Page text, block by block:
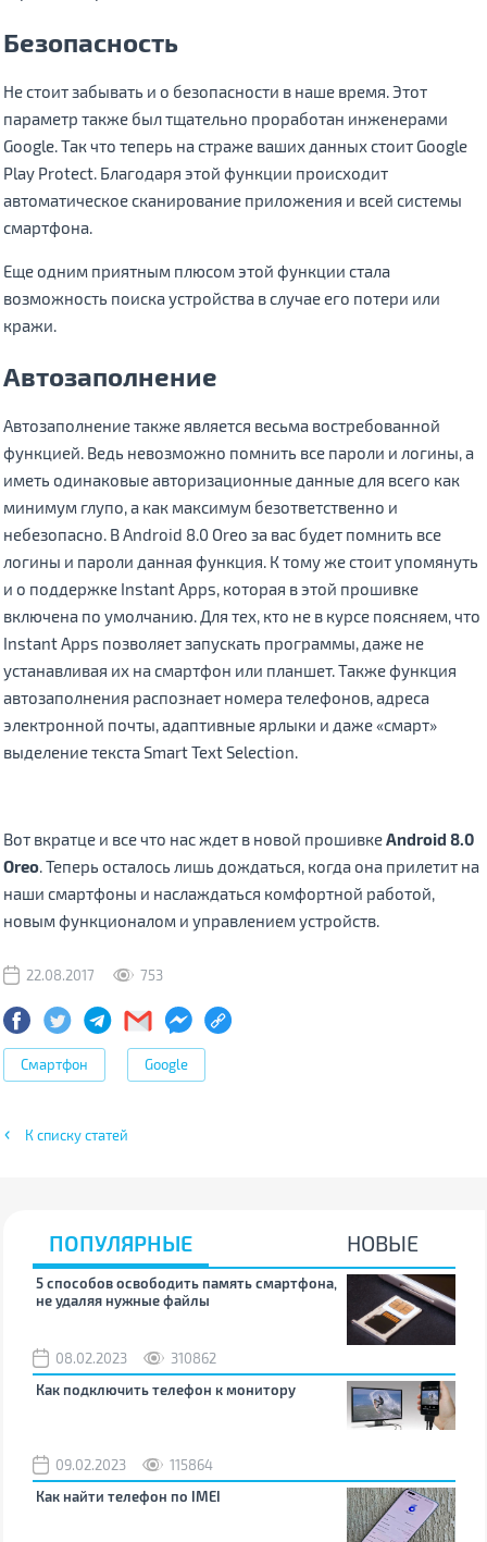
Безопасность
Не стоит забывать и о безопасности в наше время. Этот
параметр также был тщательно проработан инженерами
Google. Так что теперь на страже ваших данных стоит Google
Play Protect. Благодаря этой функции происходит
автоматическое сканирование приложения и всей системы
смартфона.
Еще одним приятным плюсом этой функции стала
возможность поиска устройства в случае его потери или
кражи.
Автозаполнение
Автозаполнение также является весьма востребованной
функцией. Ведь невозможно помнить все пароли и логины, а
иметь одинаковые авторизационные данные для всего как
минимум глупо, а как максимум безответственно и
небезопасно. В Android 8.0 Oreo за вас будет помнить все
логины и пароли данная функция. К тому же стоит упомянуть
и о поддержке Instant Apps, которая в этой прошивке
включена по умолчанию. Для тех, кто не в курсе поясняем, что
Instant Apps позволяет запускать программы, даже не
устанавливая их на смартфон или планшет. Также функция
автозаполнения распознает номера телефонов, адреса
электронной почты, адаптивные ярлыки и даже «смарт»
выделение текста Smart Text Selection.
Вот вкратце и все что нас ждет в новой прошивкеAndroid 8.0
Oreo. Теперь осталось лишь дождаться, когда она прилетит на
наши смартфоны и наслаждаться комфортной работой,
новым функционалом и управлением устройств.
22.08.2017 753
Смартфон Google
К списку статей
ПОПУЛЯРНЫЕ НОВЫЕ
5 способов освободить память смартфона,
не удаляя нужные файлы
08.02.2023
310862
Как подключить телефон к монитору
09.02.2023
115864
Как найти телефон по IMEI